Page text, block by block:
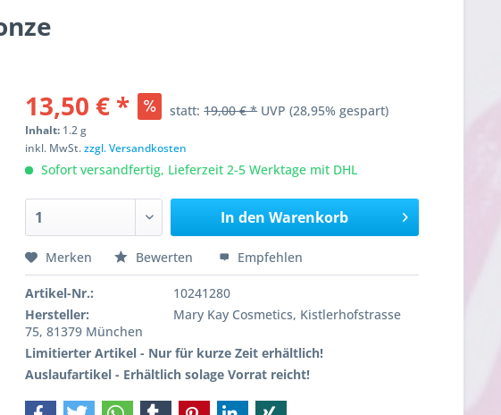
13,50 € * statt:19,00 € *UVP(28,95% gespart)
Inhalt: 1.2 g
inkl. MwSt.zzgl. Versandkosten
Sofort versandfertig, Lieferzeit 2-5 Werktage mit DHL
In den Warenkorb
Merken Bewerten Empfehlen
Artikel-Nr.:
10241280
Hersteller:
Mary Kay Cosmetics, Kistlerhofstrasse
75, 81379 München
Limitierter Artikel - Nur für kurze Zeit erhältlich!
Auslaufartikel - Erhältlich solage Vorrat reicht!